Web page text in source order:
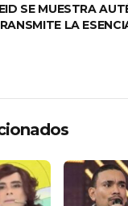
SE MUESTRA
LA